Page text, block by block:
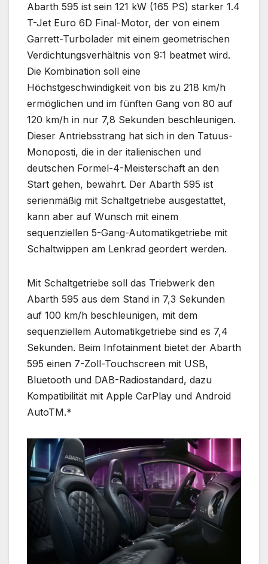
Abarth 595 ist sein 121 kW (165 PS) starker 1.4
T-Jet Euro 6D Final-Motor, der von einem
Garrett-Turbolader mit einem geometrischen
Verdichtungsverhältnis von 9:1 beatmet wird.
Die Kombination soll eine
Höchstgeschwindigkeit von bis zu 218 km/h
ermöglichen und im fünften Gang von 80 auf
120 km/h in nur 7,8 Sekunden beschleunigen.
Dieser Antriebsstrang hat sich in den Tatuus-
Monoposti, die in der italienischen und
deutschen Formel-4-Meisterschaft an den
Start gehen, bewährt. Der Abarth 595 ist
serienmäßig mit Schaltgetriebe ausgestattet,
kann aber auf Wunsch mit einem
sequenziellen 5-Gang-Automatikgetriebe mit
Schaltwippen am Lenkrad geordert werden.
Mit Schaltgetriebe soll das Triebwerk den
Abarth 595 aus dem Stand in 7,3 Sekunden
auf 100 km/h beschleunigen, mit dem
sequenziellem Automatikgetriebe sind es 7,4
Sekunden. Beim Infotainment bietet der Abarth
595 einen 7-Zoll-Touchscreen mit USB,
Bluetooth und DAB-Radiostandard, dazu
Kompatibilität mit Apple CarPlay und Android
AutoTM.*